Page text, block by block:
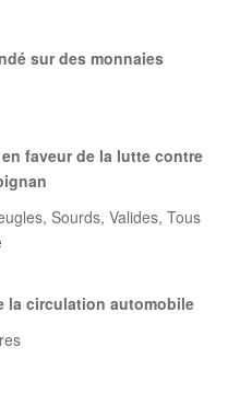
sur des monnaies
faveur de la lutte contre
Sourds, Valides, Tous
la circulation automobile